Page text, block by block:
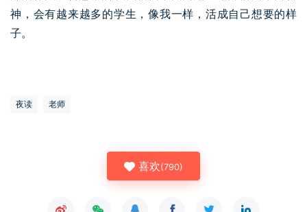
神，会有越来越多的学生，像我一样，活成自己想要的样
子。
夜读 老师
喜欢(790)